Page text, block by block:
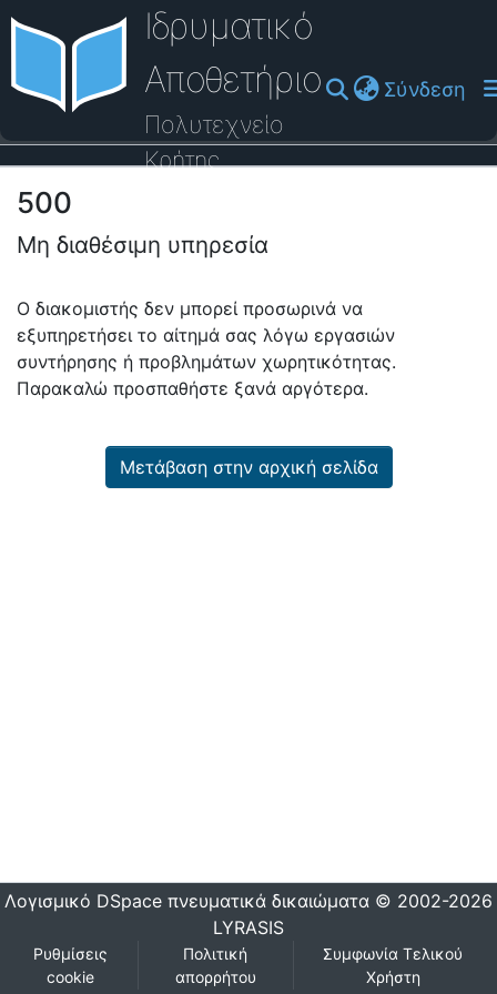
Ιδρυματικό
Αποθετήριο
Πολυτεχνείο
Κρήτης
Σύνδεση
Οδηγός Βοήθειας
500
Μη διαθέσιμη υπηρεσία
Ο διακομιστής δεν μπορεί προσωρινά να
εξυπηρετήσει το αίτημά σας λόγω εργασιών
συντήρησης ή προβλημάτων χωρητικότητας.
Παρακαλώ προσπαθήστε ξανά αργότερα.
Μετάβαση στην αρχική σελίδα
Λογισμικό DSpace πνευματικά δικαιώματα © 2002-2026
LYRASIS
Ρυθμίσεις
cookie
Πολιτική
απορρήτου
Συμφωνία Τελικού
Χρήστη